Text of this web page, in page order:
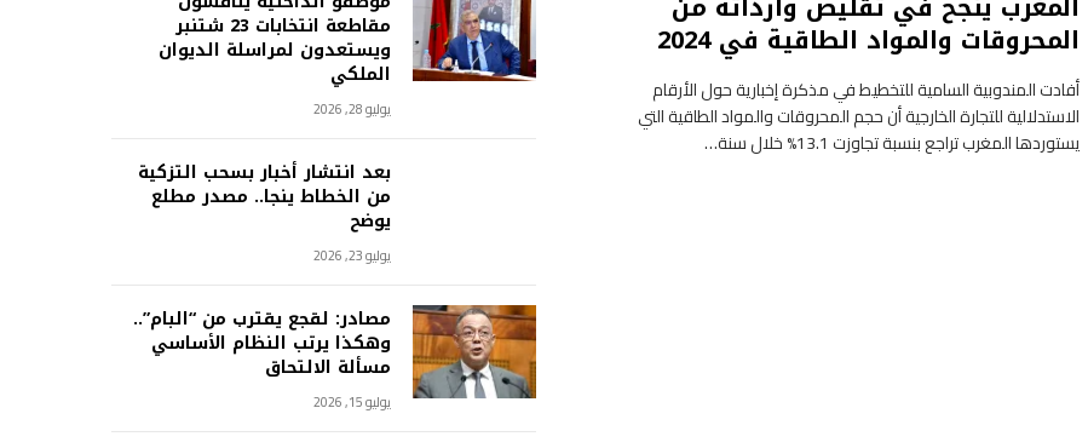
المحروقات والمواد الطاقية في 2024
أفادت المندوبية السامية للتخطيط في مذكرة إخبارية حول الأرقام
الاستدلالية للتجارة الخارجية أن حجم المحروقات والمواد الطاقية التي
يستوردها المغرب تراجع بنسبة تجاوزت 13.1% خلال سنة…
مقاطعة انتخابات 23 شتنبر
ويستعدون لمراسلة الديوان
الملكي
يوليو 28, 2026
بعد انتشار أخبار بسحب التزكية
من الخطاط ينجا.. مصدر مطلع
يوضح
يوليو 23, 2026
مصادر: لقجع يقترب من “البام”..
وهكذا يرتب النظام الأساسي
مسألة الالتحاق
يوليو 15, 2026